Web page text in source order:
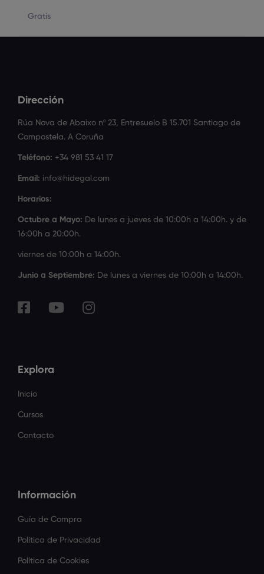
Gratis
Dirección
Rúa Nova de Abaixo nº 23, Entresuelo B 15.701 Santiago de
Compostela. A Coruña
Teléfono: +34 981 53 41 17
Email: info@hidegal.com
Horarios:
Octubre a Mayo: De lunes a jueves de 10:00h a 14:00h. y de
16:00h a 20:00h.
viernes de 10:00h a 14:00h.
Junio a Septiembre: De lunes a viernes de 10:00h a 14:00h.
Explora
Inicio
Cursos
Contacto
Información
Guía de Compra
Política de Privacidad
Política de Cookies